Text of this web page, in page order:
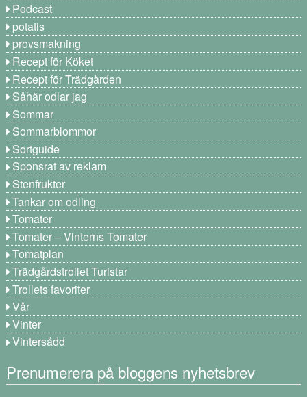
Podcast
potatis
provsmakning
Recept för Köket
Recept för Trädgården
Såhär odlar jag
Sommar
Sommarblommor
Sortguide
Sponsrat av reklam
Stenfrukter
Tankar om odling
Tomater
Tomater – Vinterns Tomater
Tomatplan
Trädgårdstrollet Turistar
Trollets favoriter
Vår
Vinter
Vintersådd
Prenumerera på bloggens nyhetsbrev